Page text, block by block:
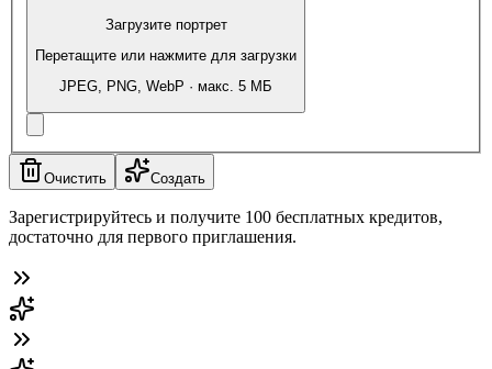
Загрузите портрет
Перетащите или нажмите для загрузки
JPEG, PNG, WebP · макс. 5 МБ
Очистить Создать
Зарегистрируйтесь и получите 100 бесплатных кредитов,
достаточно для первого приглашения.